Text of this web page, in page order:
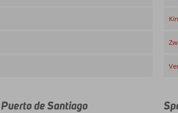
de Santiago